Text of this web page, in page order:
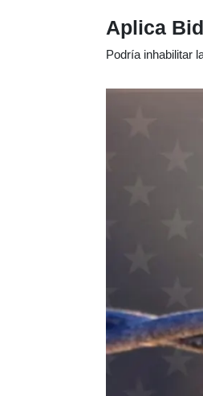
Aplica
Podría inhabilitar